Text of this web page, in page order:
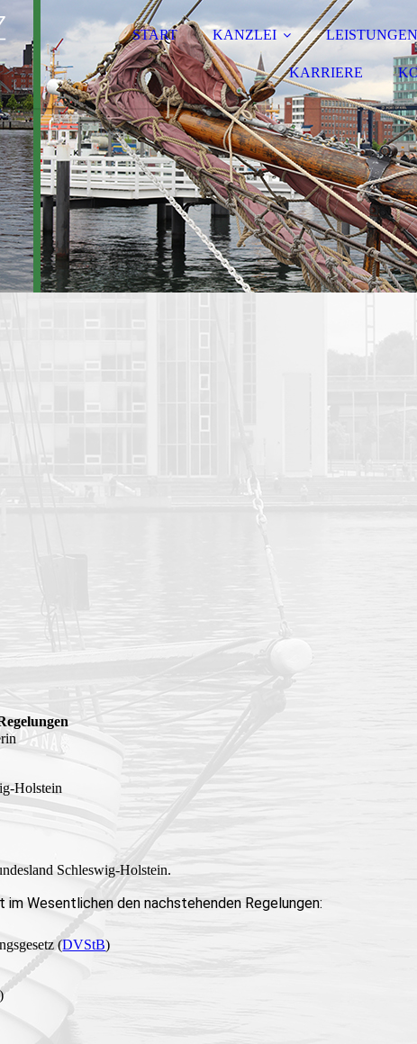
START KANZLEI LEISTUNGEN
KARRIERE
Holstein
Schleswig-Holstein.
Wesentlichen den nachstehenden Regelungen:
(DVStB)
)